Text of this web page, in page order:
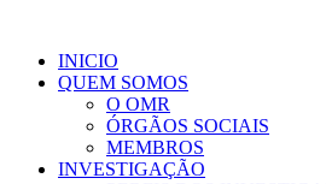
INICIO
QUEM SOMOS
O OMR
ÓRGÃOS SOCIAIS
MEMBROS
INVESTIGAÇÃO